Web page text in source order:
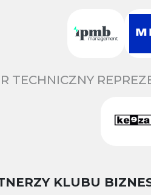
TECHNICZNY
KLUBU